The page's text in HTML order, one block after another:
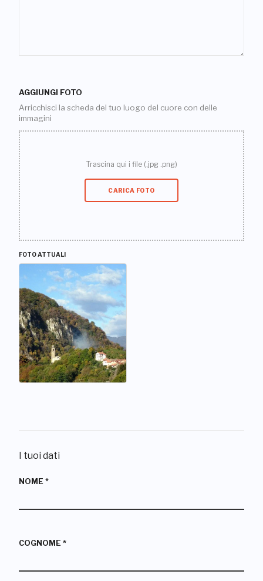
AGGIUNGI FOTO
Arricchisci la scheda del tuo luogo del cuore con delle
immagini
Trascina qui i file (.jpg .png)
CARICA FOTO
FOTO ATTUALI
I tuoi dati
NOME *
COGNOME *